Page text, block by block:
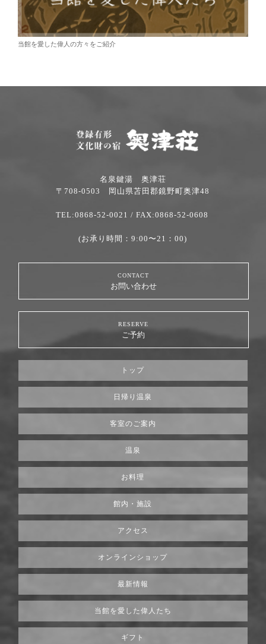
当館を愛した偉人の方々をご紹介
名泉鍵湯 奥津荘
〒708-0503 岡山県苫田郡鏡野町奥津48
TEL:0868-52-0021 / FAX:0868-52-0608
(お承り時間：9:00〜21：00)
CONTACT
お問い合わせ
RESERVE
ご予約
トップ
日帰り温泉
客室のご案内
温泉
お料理
館内・施設
アクセス
オンラインショップ
最新情報
当館を愛した偉人たち
ギフト